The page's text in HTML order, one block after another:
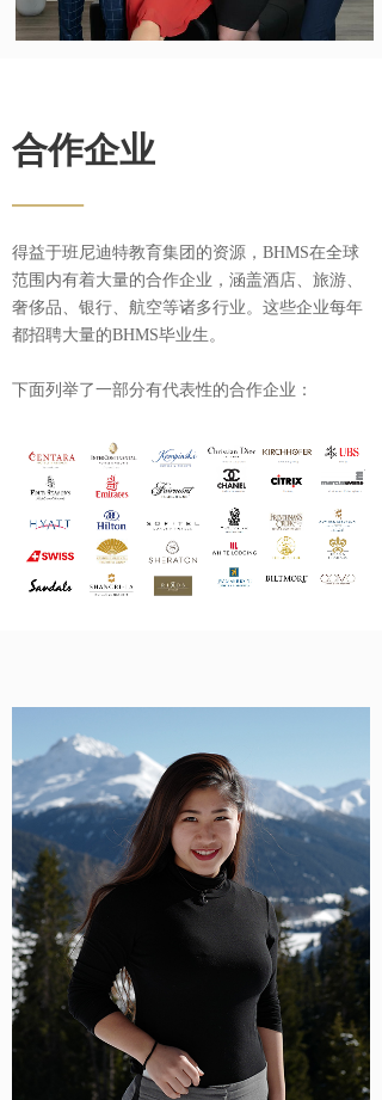
得益于班尼迪特教育集团的资源，BHMS在全球
范围内有着大量的合作企业，涵盖酒店、旅游、
奢侈品、银行、航空等诸多行业。这些企业每年
都招聘大量的BHMS毕业生。
下面列举了一部分有代表性的合作企业：
合作企业
——